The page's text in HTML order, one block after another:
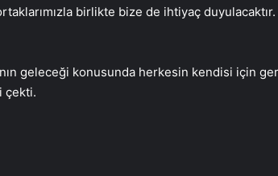
birlikte bize de ihtiyaç
geleceği konusunda herkesin kendisi için
çekti.